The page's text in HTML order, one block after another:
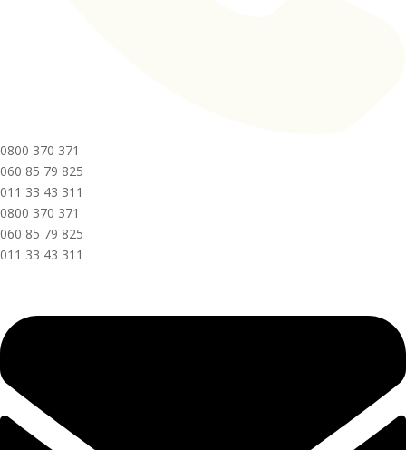
0800 370 371
060 85 79 825
011 33 43 311
0800 370 371
060 85 79 825
011 33 43 311